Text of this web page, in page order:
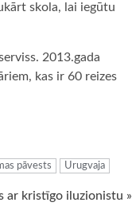
skola, lai iegūtu
2013.gada
kas ir 60 reizes
pāvests Urugvaja
ar kristīgo iluzionistu »